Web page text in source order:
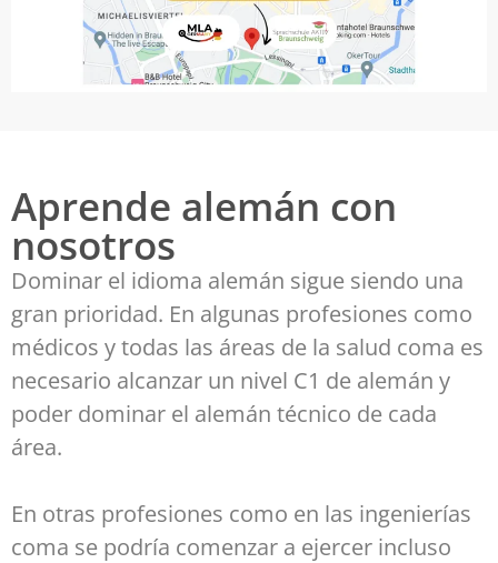
Aprende alemán con
nosotros
Dominar el idioma alemán sigue siendo una
gran prioridad. En algunas profesiones como
médicos y todas las áreas de la salud coma es
necesario alcanzar un nivel C1 de alemán y
poder dominar el alemán técnico de cada
área.
En otras profesiones como en las ingenierías
coma se podría comenzar a ejercer incluso